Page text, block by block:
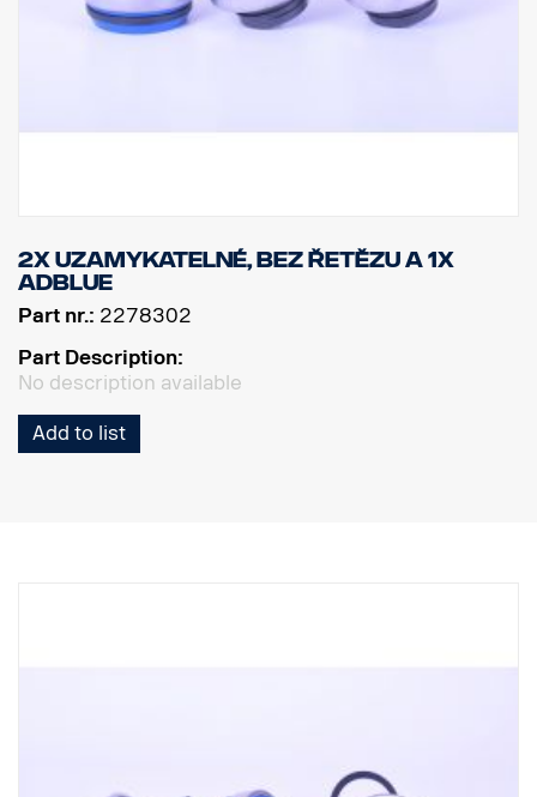
2x uzamykatelné, bez řetězu a 1x
AdBlue
Part nr.: 2278302
Part Description:
No description available
Add to list